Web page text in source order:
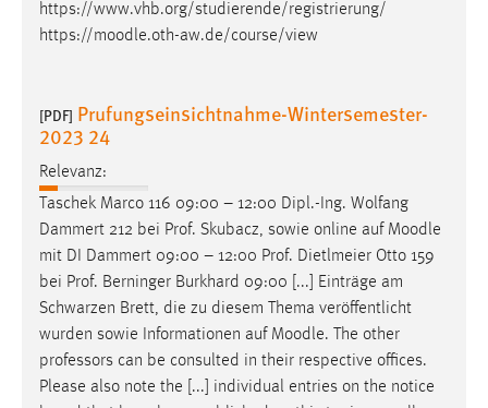
https://www.vhb.org/studierende/registrierung/
https://moodle.oth-aw.de/course/view
[PDF] Prufungseinsichtnahme-Wintersemester-
2023 24
Relevanz:
Taschek Marco 116 09:00 – 12:00 Dipl.-Ing. Wolfang
Dammert 212 bei Prof. Skubacz, sowie online auf Moodle
mit DI Dammert 09:00 – 12:00 Prof. Dietlmeier Otto 159
bei Prof. Berninger Burkhard 09:00 [...] Einträge am
Schwarzen Brett, die zu diesem Thema veröffentlicht
wurden sowie Informationen auf Moodle. The other
professors can be consulted in their respective offices.
Please also note the [...] individual entries on the notice